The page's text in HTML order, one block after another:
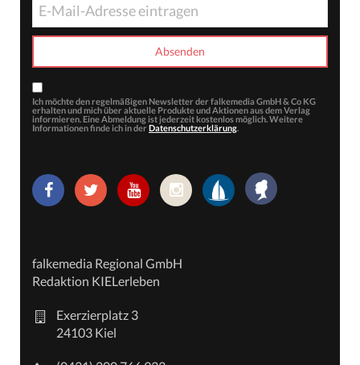
Ich möchte den regelmäßigen Newsletter der falkemedia GmbH & Co KG
erhalten und mich über aktuelle Produkte und Aktionen aus dem Verlag
informieren. Eine Abmeldung ist jederzeit kostenlos möglich. Weitere
Informationen finde ich in der Datenschutzerklärung.
falkemedia Regional GmbH
Redaktion KIELerleben
Exerzierplatz 3
24103 Kiel